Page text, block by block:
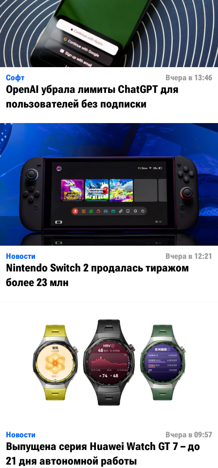
Софт Вчера в 13:46
OpenAI убрала лимиты ChatGPT для
пользователей без подписки
Новости Вчера в 12:21
Nintendo Switch 2 продалась тиражом
более 23 млн
Новости Вчера в 09:57
Выпущена серия Huawei Watch GT 7 – до
21 дня автономной работы